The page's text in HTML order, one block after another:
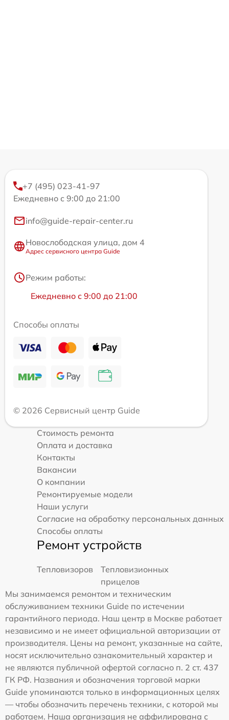
+7 (495) 023-41-97
Ежедневно с 9:00 до 21:00
info@guide-repair-center.ru
Новослободская улица, дом 4
Адрес сервисного центра Guide
Режим работы:
Ежедневно с 9:00 до 21:00
Способы оплаты
© 2026 Сервисный центр Guide
Стоимость ремонта
Оплата и доставка
Контакты
Вакансии
О компании
Ремонтируемые модели
Наши услуги
Согласие на обработку персональных данных
Способы оплаты
Ремонт устройств
Тепловизоров
Тепловизионных
прицелов
Мы занимаемся ремонтом и техническим
обслуживанием техники Guide по истечении
гарантийного периода. Наш центр в Москве работает
независимо и не имеет официальной авторизации от
производителя. Цены на ремонт, указанные на сайте,
носят исключительно ознакомительный характер и
не являются публичной офертой согласно п. 2 ст. 437
ГК РФ. Названия и обозначения торговой марки
Guide упоминаются только в информационных целях
— чтобы обозначить перечень техники, с которой мы
работаем. Наша организация не аффилирована с